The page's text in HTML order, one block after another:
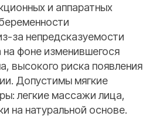
и аппаратных
за непредсказуемости
на фоне изменившегося
высокого риска появления
Допустимы мягкие
легкие массажи лица,
на натуральной основе.